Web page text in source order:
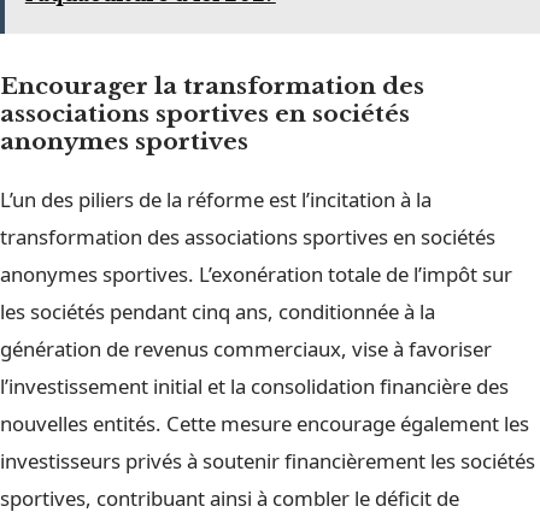
Encourager la transformation des
associations sportives en sociétés
anonymes sportives
L’un des piliers de la réforme est l’incitation à la
transformation des associations sportives en sociétés
anonymes sportives. L’exonération totale de l’impôt sur
les sociétés pendant cinq ans, conditionnée à la
génération de revenus commerciaux, vise à favoriser
l’investissement initial et la consolidation financière des
nouvelles entités. Cette mesure encourage également les
investisseurs privés à soutenir financièrement les sociétés
sportives, contribuant ainsi à combler le déficit de